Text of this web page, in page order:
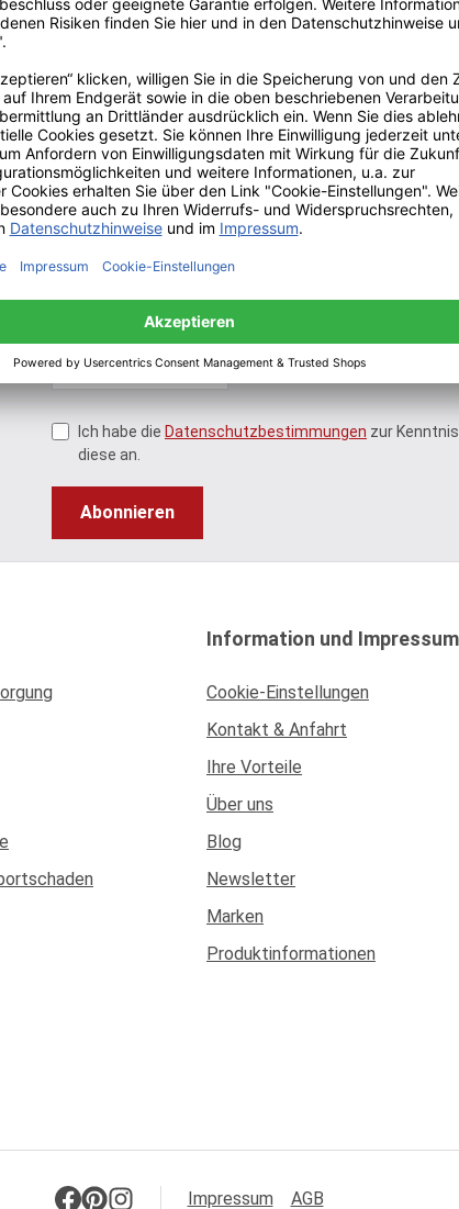
Um weiterzugehen,
geben Sie die oben
Ich habe die Datenschutzbestimmungen zur
diese an.
Abonnieren
Information und Impressum
Cookie-Einstellungen
Kontakt & Anfahrt
Ihre Vorteile
Über uns
Blog
Newsletter
Marken
Produktinformationen
Impressum AGB